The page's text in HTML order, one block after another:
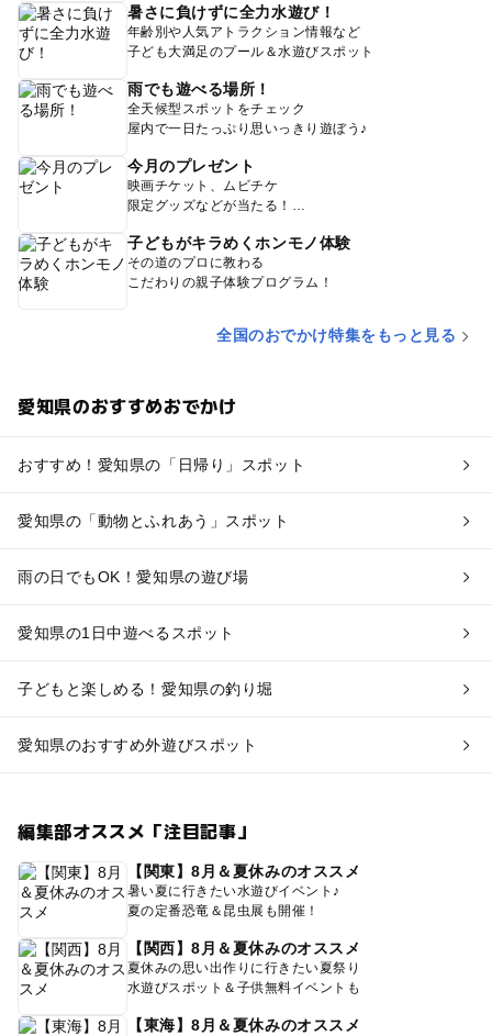
暑さに負けずに全力水遊び！
年齢別や人気アトラクション情報など
子ども大満足のプール＆水遊びスポット
雨でも遊べる場所！
全天候型スポットをチェック
屋内で一日たっぷり思いっきり遊ぼう♪
今月のプレゼント
映画チケット、ムビチケ
限定グッズなどが当たる！
子どもがキラめくホンモノ体験
その道のプロに教わる
こだわりの親子体験プログラム！
全国のおでかけ特集をもっと見る
愛知県のおすすめおでかけ
おすすめ！愛知県の「日帰り」スポット
愛知県の「動物とふれあう」スポット
雨の日でもOK！愛知県の遊び場
愛知県の1日中遊べるスポット
子どもと楽しめる！愛知県の釣り堀
愛知県のおすすめ外遊びスポット
編集部オススメ「注目記事」
【関東】8月＆夏休みのオススメ
暑い夏に行きたい水遊びイベント♪
夏の定番恐竜＆昆虫展も開催！
【関西】8月＆夏休みのオススメ
夏休みの思い出作りに行きたい夏祭り
水遊びスポット＆子供無料イベントも
【東海】8月＆夏休みのオススメ